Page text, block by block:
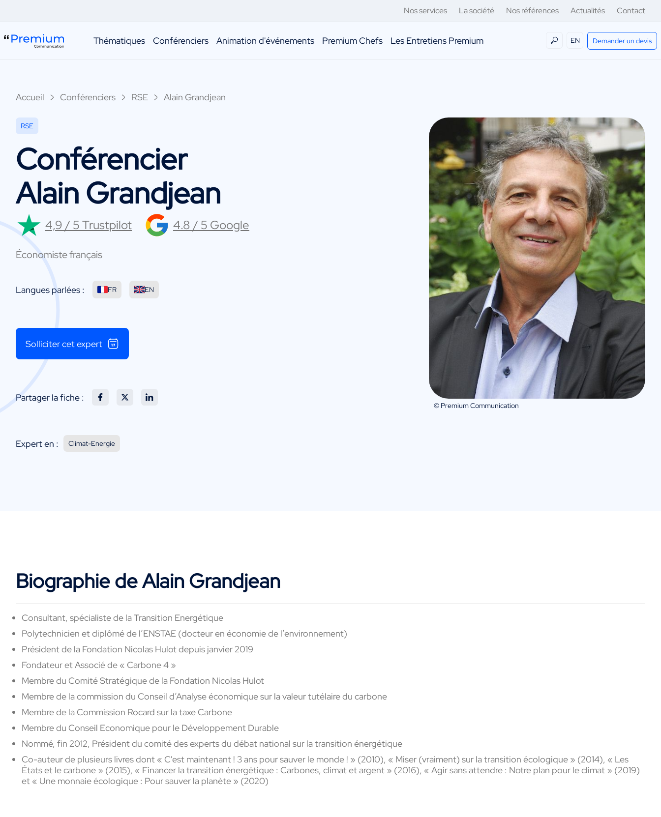
Nos services La société Nos références Actualités Contact
Thématiques Conférenciers Animation d'événements Premium Chefs Les Entretiens Premium EN Demander un devis
Accueil Conférenciers RSE Alain Grandjean
© Premium Communication
RSE
Conférencier
Alain Grandjean
4,9 / 5 Trustpilot 4.8 / 5 Google
Économiste français
Langues parlées : FR EN
Solliciter cet expert
Partager la fiche :
Expert en : Climat-Energie
Biographie de Alain Grandjean
Consultant, spécialiste de la Transition Energétique
Polytechnicien et diplômé de l’ENSTAE (docteur en économie de l’environnement)
Président de la Fondation Nicolas Hulot depuis janvier 2019
Fondateur et Associé de « Carbone 4 »
Membre du Comité Stratégique de la Fondation Nicolas Hulot
Membre de la commission du Conseil d’Analyse économique sur la valeur tutélaire du carbone
Membre de la Commission Rocard sur la taxe Carbone
Membre du Conseil Economique pour le Développement Durable
Nommé, fin 2012, Président du comité des experts du débat national sur la transition énergétique
Co-auteur de plusieurs livres dont « C'est maintenant ! 3 ans pour sauver le monde ! » (2010), « Miser (vraiment) sur la transition écologique » (2014), « Les
États et le carbone » (2015), « Financer la transition énergétique : Carbones, climat et argent » (2016), « Agir sans attendre : Notre plan pour le climat » (2019)
et « Une monnaie écologique : Pour sauver la planète » (2020)